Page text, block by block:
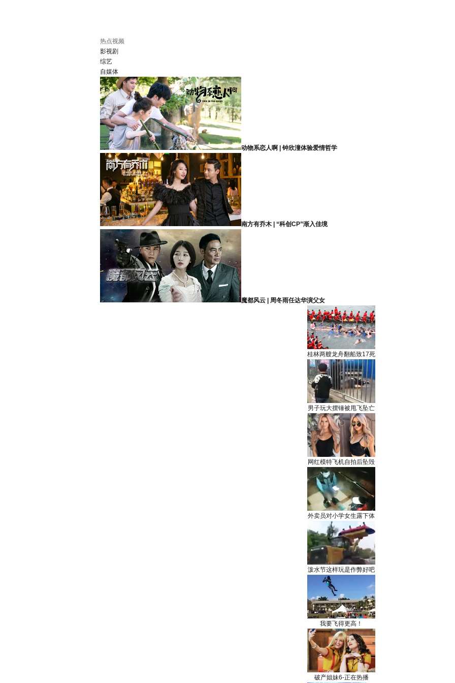
热点视频
影视剧
综艺
自媒体
动物系恋人啊 | 钟欣潼体验爱情哲学
南方有乔木 | “科创CP”渐入佳境
魔都风云 | 周冬雨任达华演父女
桂林两艘龙舟翻船致17死
男子玩大摆锤被甩飞坠亡
网红模特飞机自拍后坠毁
外卖员对小学女生露下体
泼水节这样玩是作弊好吧
我要飞得更高！
破产姐妹6-正在热播